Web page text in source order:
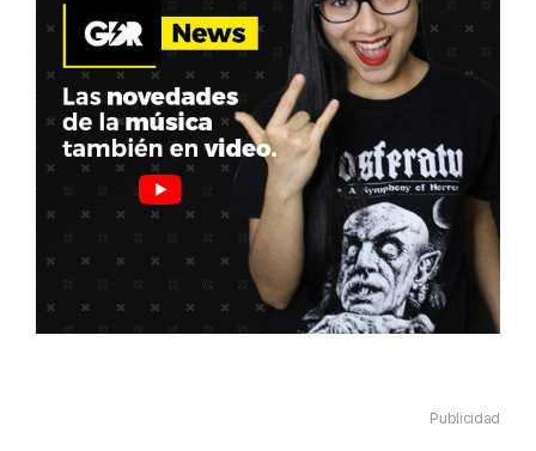
Publicidad